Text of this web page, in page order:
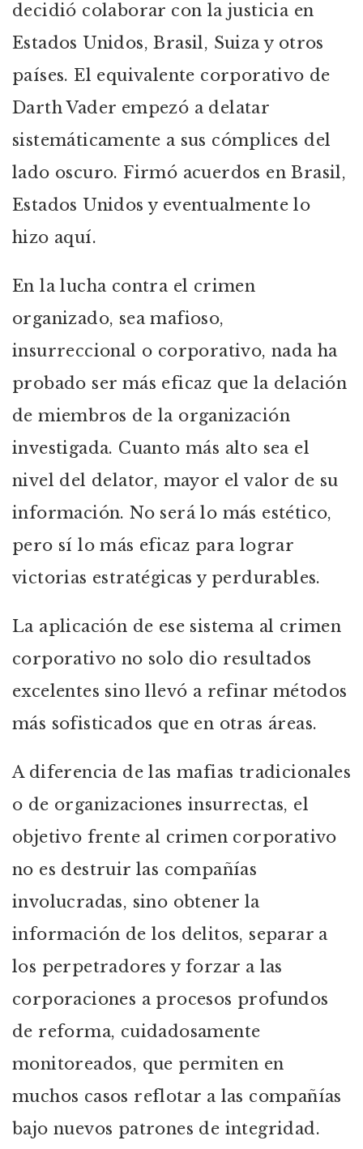
decidió colaborar con la justicia en
Estados Unidos, Brasil, Suiza y otros
países. El equivalente corporativo de
Darth Vader empezó a delatar
sistemáticamente a sus cómplices del
lado oscuro. Firmó acuerdos en Brasil,
Estados Unidos y eventualmente lo
hizo aquí.
En la lucha contra el crimen
organizado, sea mafioso,
insurreccional o corporativo, nada ha
probado ser más eficaz que la delación
de miembros de la organización
investigada. Cuanto más alto sea el
nivel del delator, mayor el valor de su
información. No será lo más estético,
pero sí lo más eficaz para lograr
victorias estratégicas y perdurables.
La aplicación de ese sistema al crimen
corporativo no solo dio resultados
excelentes sino llevó a refinar métodos
más sofisticados que en otras áreas.
A diferencia de las mafias tradicionales
o de organizaciones insurrectas, el
objetivo frente al crimen corporativo
no es destruir las compañías
involucradas, sino obtener la
información de los delitos, separar a
los perpetradores y forzar a las
corporaciones a procesos profundos
de reforma, cuidadosamente
monitoreados, que permiten en
muchos casos reflotar a las compañías
bajo nuevos patrones de integridad.